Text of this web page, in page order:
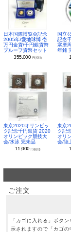
日本国際博覧会記念
2005年/愛地球博 壱
万円金貨/千円銀貨幣
プルーフ貨幣セット
355,000 円(税別)
国立
記念
寒摩
年銘
東京2020オリンピッ
ク記念千円銀貨 2020
オリンピック競技大
会/水泳 完未品
11,000円(税別)
東京
ク記
オリ
会/陸
ご注文
「カゴに入れる」ボタ
示されますので「カゴの